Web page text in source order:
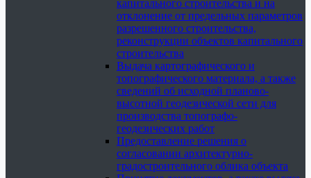
капитального строительства и на
отклонение от предельных параметров
разрешенного строительства,
реконструкции объектов капитального
строительства
Выдача картографического и
топографического материала, а также
сведений об исходной планово-
высотной геодезической сети для
производства топографо-
геодезических работ
Предоставление решения о
согласовании архитектурно-
градостроительного облика объекта